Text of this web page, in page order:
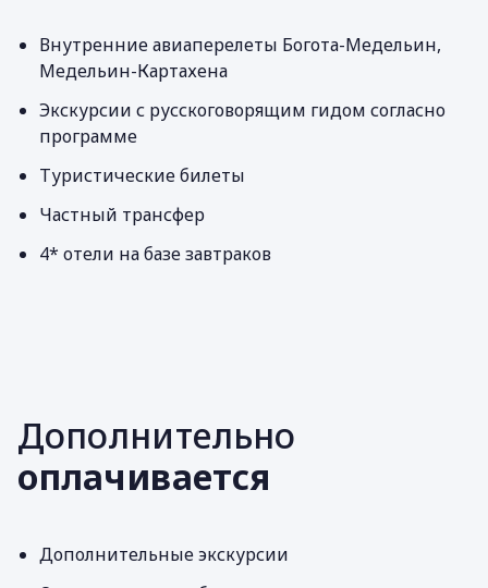
Внутренние авиаперелеты Богота-Медельин,
Mедельин-Картахена
Экскурсии с русскоговорящим гидом согласно
программе
Туристические билеты
Частный трансфер
4* отели на базе завтраков
Дополнительно
оплачивается
Дополнительные экскурсии